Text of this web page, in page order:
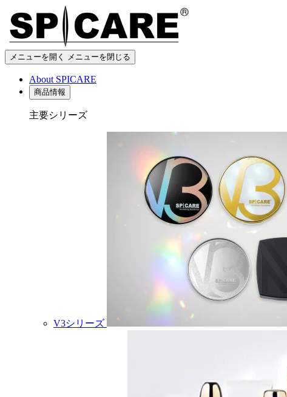
メニューを開く メニューを閉じる
About SPICARE
商品情報
主要シリーズ
V3シリーズ